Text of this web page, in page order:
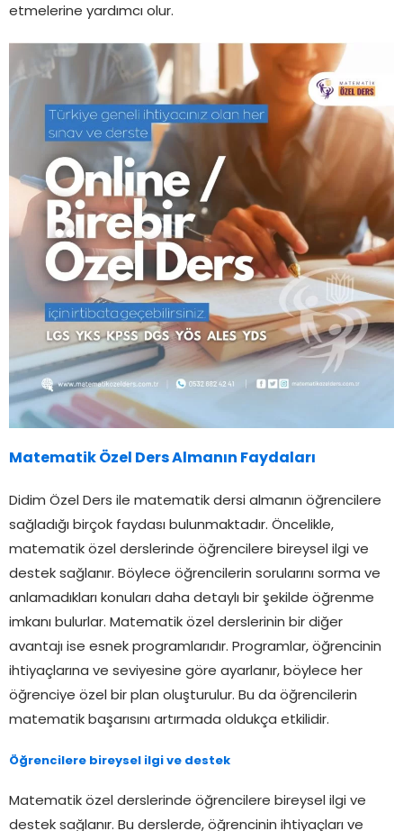
etmelerine yardımcı olur.
Matematik Özel Ders Almanın Faydaları
Didim Özel Ders ile matematik dersi almanın öğrencilere
sağladığı birçok faydası bulunmaktadır. Öncelikle,
matematik özel derslerinde öğrencilere bireysel ilgi ve
destek sağlanır. Böylece öğrencilerin sorularını sorma ve
anlamadıkları konuları daha detaylı bir şekilde öğrenme
imkanı bulurlar. Matematik özel derslerinin bir diğer
avantajı ise esnek programlarıdır. Programlar, öğrencinin
ihtiyaçlarına ve seviyesine göre ayarlanır, böylece her
öğrenciye özel bir plan oluşturulur. Bu da öğrencilerin
matematik başarısını artırmada oldukça etkilidir.
Öğrencilere bireysel ilgi ve destek
Matematik özel derslerinde öğrencilere bireysel ilgi ve
destek sağlanır. Bu derslerde, öğrencinin ihtiyaçları ve